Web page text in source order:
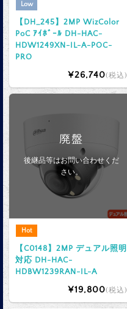
Low
【DH_245】2MP WizColor
PoC ｱｲﾎﾞｰﾙ DH-HAC-
HDW1249XN-IL-A-POC-
PRO
¥26,740(税込)
廃盤
後継品等はお問い合わせくだ
さい。
Hot
【C0148】2MP デュアル照明
対応 DH-HAC-
HDBW1239RAN-IL-A
¥19,800(税込)